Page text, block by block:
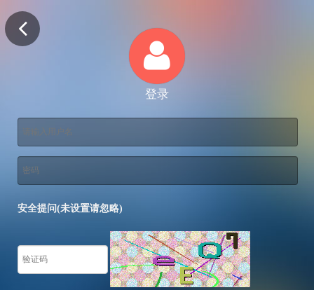
登录
安全提问(未设置请忽略)